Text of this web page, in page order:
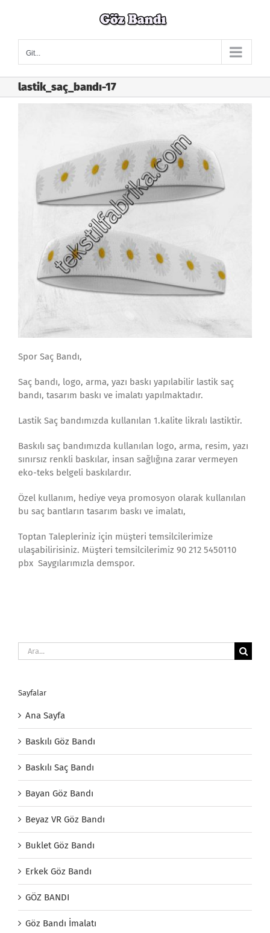
Git...
lastik_saç_bandı-17
Spor Saç Bandı,
Saç bandı, logo, arma, yazı baskı yapılabilir lastik saç
bandı, tasarım baskı ve imalatı yapılmaktadır.
Lastik Saç bandımızda kullanılan 1.kalite likralı lastiktir.
Baskılı saç bandımızda kullanılan logo, arma, resim, yazı
sınırsız renkli baskılar, insan sağlığına zarar vermeyen
eko-teks belgeli baskılardır.
Özel kullanım, hediye veya promosyon olarak kullanılan
bu saç bantların tasarım baskı ve imalatı,
Toptan Talepleriniz için müşteri temsilcilerimize
ulaşabilirisiniz. Müşteri temsilcilerimiz 90 212 5450110
pbx Saygılarımızla demspor.
Ara:
Sayfalar
Ana Sayfa
Baskılı Göz Bandı
Baskılı Saç Bandı
Bayan Göz Bandı
Beyaz VR Göz Bandı
Buklet Göz Bandı
Erkek Göz Bandı
GÖZ BANDI
Göz Bandı İmalatı